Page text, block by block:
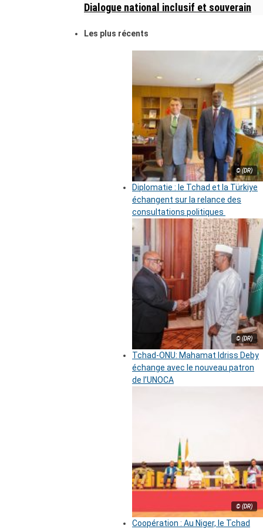
Dialogue national inclusif et souverain
Les plus récents
© (DR)
Diplomatie : le Tchad et la Türkiye
échangent sur la relance des
consultations politiques
© (DR)
Tchad-ONU: Mahamat Idriss Deby
échange avec le nouveau patron
de l’UNOCA
© (DR)
Coopération : Au Niger, le Tchad